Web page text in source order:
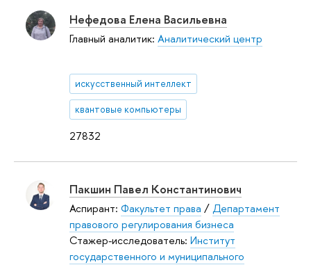
27832
Нефедова Елена Васильевна
Главный аналитик: Аналитический центр
искусственный интеллект
квантовые компьютеры
Пакшин Павел Константинович
Аспирант: Факультет права /Департамент
правового регулирования бизнеса
Стажер-исследователь: Институт
государственного и муниципального